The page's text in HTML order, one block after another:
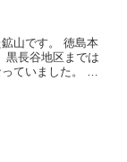
山です。 徳島本
黒長谷地区までは
いました。 三